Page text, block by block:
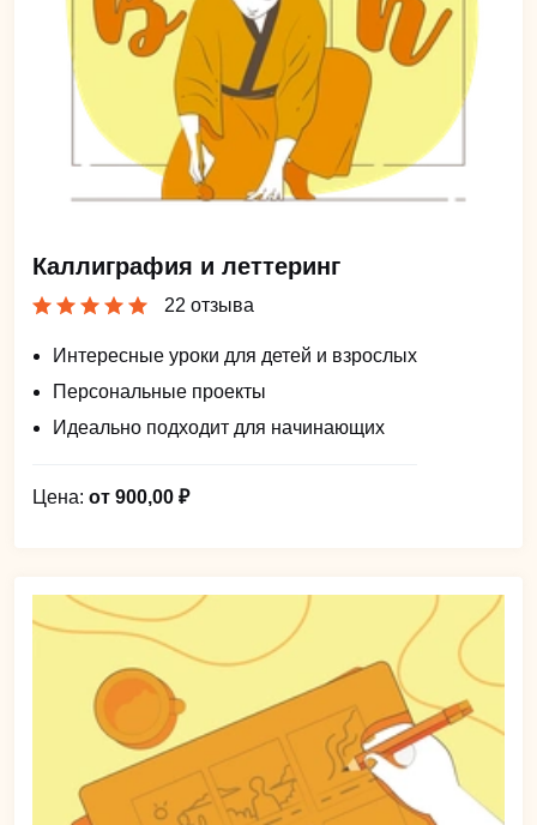
Каллиграфия и леттеринг
22 отзыва
Интересные уроки для детей и взрослых
Персональные проекты
Идеально подходит для начинающих
Цена: от 900,00 ₽